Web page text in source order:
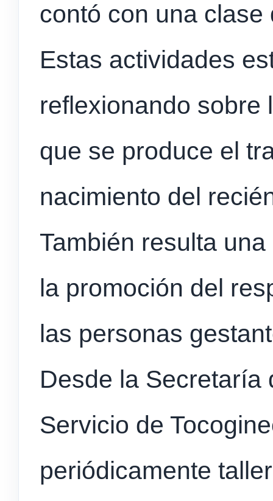
contó con una
Estas actividades
reflexionando sobre
que se produce el
nacimiento del
También resulta
la promoción del
las personas
Desde la Secretaría
Servicio de
periódicamente